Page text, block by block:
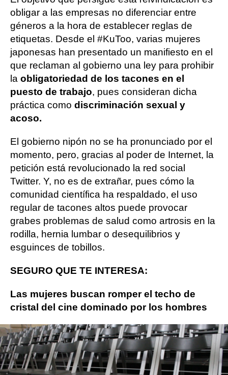
obligar a las empresas no diferenciar entre
géneros a la hora de establecer reglas de
etiquetas. Desde el #KuToo, varias mujeres
japonesas han presentado un manifiesto en el
que reclaman al gobierno una ley para prohibir
la obligatoriedad de los tacones en el
puesto de trabajo, pues consideran dicha
práctica como discriminación sexual y
acoso.
El gobierno nipón no se ha pronunciado por el
momento, pero, gracias al poder de Internet, la
petición está revolucionado la red social
Twitter. Y, no es de extrañar, pues cómo la
comunidad científica ha respaldado, el uso
regular de tacones altos puede provocar
grabes problemas de salud como artrosis en la
rodilla, hernia lumbar o desequilibrios y
esguinces de tobillos.
SEGURO QUE TE INTERESA:
Las mujeres buscan romper el techo de
cristal del cine dominado por los hombres